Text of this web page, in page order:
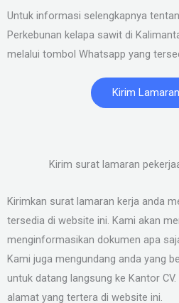
Untuk informasi selengkapnya
Perkebunan kelapa sawit di
melalui tombol Whatsapp yang
Kirim
Kirim surat lamaran
Kirimkan surat lamaran kerja anda
tersedia di website ini. Kami akan
menginformasikan dokumen apa
Kami juga mengundang anda yang
untuk datang langsung ke Kantor
alamat yang tertera di website ini.